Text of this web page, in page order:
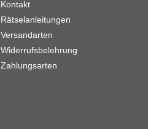
Kontakt
Rätselanleitungen
Versandarten
Widerrufsbelehrung
Zahlungsarten